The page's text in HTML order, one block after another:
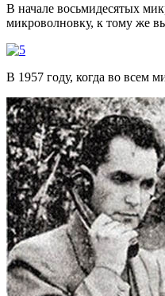
В начале восьмидесятых
микроволновку, к тому же
В 1957 году, когда во всем